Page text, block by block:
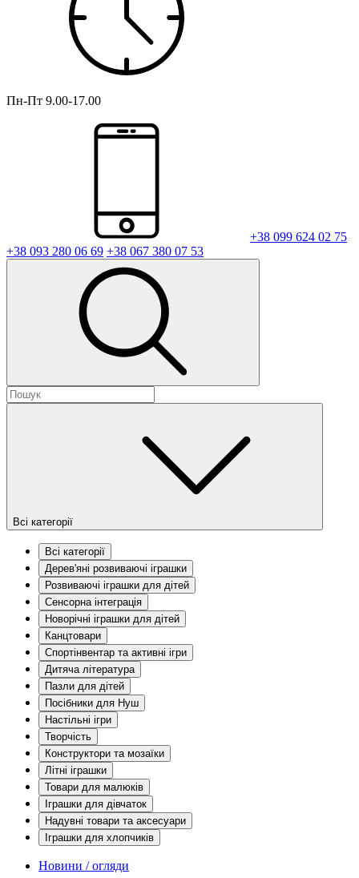
Пн-Пт 9.00-17.00
+38 099 624 02 75
+38 093 280 06 69 +38 067 380 07 53
Всі категорії
Всі категорії
Дерев'яні розвиваючі іграшки
Розвиваючі іграшки для дітей
Сенсорна інтеграція
Новорічні іграшки для дітей
Канцтовари
Спортінвентар та активні ігри
Дитяча література
Пазли для дітей
Посібники для Нуш
Настільні ігри
Творчість
Конструктори та мозаїки
Літні іграшки
Товари для малюків
Іграшки для дівчаток
Надувні товари та аксесуари
Іграшки для хлопчиків
Новини / огляди